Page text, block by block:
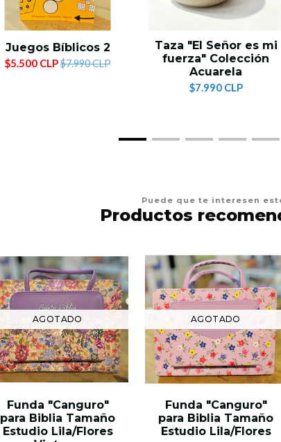
Juegos Bíblicos 2
$5.500 CLP$7.990 CLP
Taza "El Señor es mi
fuerza" Colección
Acuarela
$7.990 CLP
Puede que te interesen
Productos
AGOTADO
Funda "Canguro"
para Biblia Tamaño
Estudio Lila/Flores
AGOTADO
Funda "Canguro"
para Biblia Tamaño
Estudio Lila/Flores